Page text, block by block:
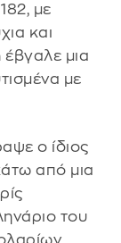
με
και
μια
με
ο ίδιος
από μια
του